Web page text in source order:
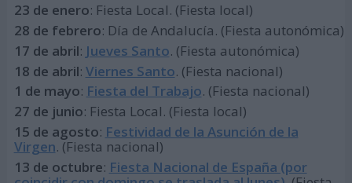
23 de enero: Fiesta Local. (Fiesta local)
28 de febrero: Día de Andalucía. (Fiesta autonómica)
17 de abril: Jueves Santo. (Fiesta autonómica)
18 de abril: Viernes Santo. (Fiesta nacional)
1 de mayo: Fiesta del Trabajo. (Fiesta nacional)
27 de junio: Fiesta Local. (Fiesta local)
15 de agosto: Festividad de la Asunción de la
Virgen. (Fiesta nacional)
13 de octubre: Fiesta Nacional de España (por